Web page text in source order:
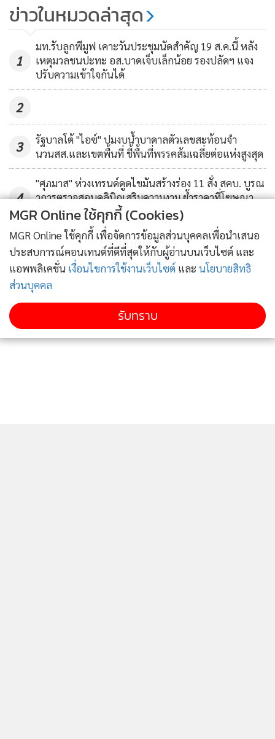
สิ่งแวดล้อมฯ มหิดล พา 50 เยาวชน
หัวใจสีเขียว ลงพื้นที่เรียนรู้เรื่องสิ่ง
แวดล้อมตามหลักวิทยาศาสตร์ เพื่อ
สร้างการเปลี่ยนแปลงที่ยั่งยืน
2,669
จอมปลอม
ข่าวในหมวดล่าสุด
1
มท.รับลูกพีมูฟ เคาะวันประชุมนัดสำคัญ 19 ส.ค.นี้ หลัง
เหตุมวลชนปะทะ อส.บาดเจ็บเล็กน้อย รองปลัดฯ แจง
ปรับความเข้าใจกันได้
2
3
รัฐบาลโต้ "ไอซ์" ปมงบน้ำบาดาลตัวเลขสะท้อนจำ
นวนสส.และเขตพื้นที่ ชี้พื้นที่พรรคส้มเฉลี่ยต่อแห่งสูงสุด
4
"ศุภมาส" ห่วงเทรนด์ดูดไขมันสร้างร่อง 11 สั่ง สคบ. บูรณ
าการตรวจสอบคลินิกเสริมความงาม ย้ำราคาที่โฆษณา
ต้องเป็นราคาที่จ่ายจริง
ข่าวอื่นในหมวด
MGR Online ใช้คุกกี้ (Cookies)
MGR Online ใช้คุกกี้ เพื่อจัดการข้อมูลส่วนบุคคลเพื่อนำเสนอ
ประสบการณ์คอนเทนต์ที่ดีที่สุดให้กับผู้อ่านบนเว็บไซต์ และ
แอพพลิเคชั่น เงื่อนไขการใช้งานเว็บไซต์ และ นโยบายสิทธิ
ส่วนบุคคล
รับทราบ